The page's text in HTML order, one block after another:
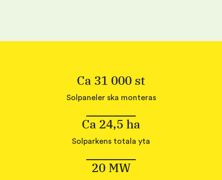
Ca 31 000 st
Solpaneler ska monteras
Ca 24,5 ha
Solparkens totala yta
20 MW